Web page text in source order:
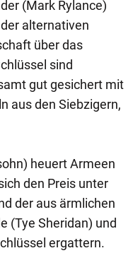
(Mark Rylance)
alternativen
über das
sind
gut gesichert mit
aus den Siebzigern,
heuert Armeen
den Preis unter
der aus ärmlichen
(Tye Sheridan) und
ergattern.